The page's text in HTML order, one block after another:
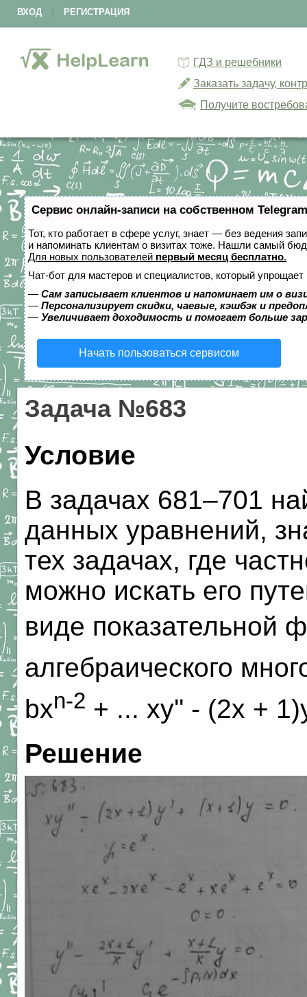
ВХОД РЕГИСТРАЦИЯ
ГДЗ и решебники
Заказать задачу,
Получите
Сервис онлайн-записи на собственном
Тот, кто работает в сфере услуг, знает — без ведения
и напоминать клиентам о визитах тоже. Нашли самый
Для новых пользователей первый месяц бесплатно.
Чат-бот для мастеров и специалистов, который упрощает
— Сам записывает клиентов и напоминает им о
— Персонализирует скидки, чаевые, кэшбэк и
— Увеличивает доходимость и помогает больше
Начать пользоваться сервисом
Задача №683
Условие
В задачах 681–701
данных уравнений,
тех задачах, где
можно искать его
виде показательной
алгебраического
bxn-2 + ... xy'' - (2x +
Решение